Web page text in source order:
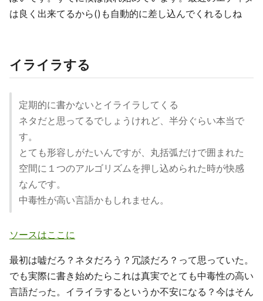
は良く出来てるから()も自動的に差し込んでくれるしね
イライラする
定期的に書かないとイライラしてくる
ネタだと思ってるでしょうけれど、半分ぐらい本当で
す。
とても形容しがたいんですが、丸括弧だけで囲まれた
空間に１つのアルゴリズムを押し込められた時が快感
なんです。
中毒性が高い言語かもしれません。
ソースはここに
最初は嘘だろ？ネタだろう？冗談だろ？って思っていた。
でも実際に書き始めたらこれは真実でとても中毒性の高い
言語だった。イライラするというか不安になる？今はそん